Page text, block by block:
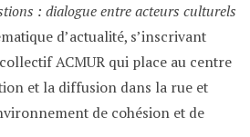
: dialogue entre acteurs culturels
d’actualité, s’inscrivant
ACMUR qui place au centre
et la diffusion dans la rue et
de cohésion et de